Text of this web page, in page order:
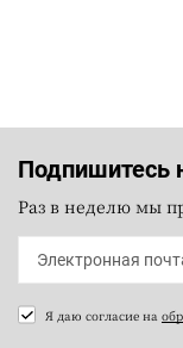
Подпишитесь
Раз в неделю мы
Я даю согласие на